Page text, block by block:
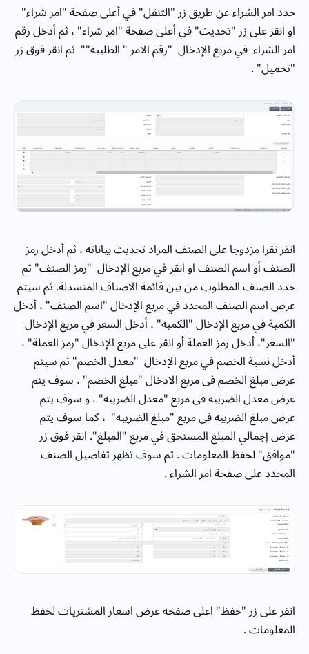
حدد امر الشراء عن طريق زر "التنقل" في أعلى صفحة "امر شراء"
او انقر على زر "تحديث" في أعلى صفحة "امر شراء" ، ثم أدخل رقم
امر الشراء في مربع الإدخال "رقم الامر " الطلبيه"" ثم انقر فوق زر
"تحميل" .
انقر نقرا مزدوجا على الصنف المراد تحديث بياناته ، ثم أدخل رمز
الصنف أو اسم الصنف او انقر في مربع الإدخال "رمز الصنف" ثم
حدد الصنف المطلوب من بين قائمة الاصناف المنسدلة. ثم سيتم
عرض اسم الصنف المحدد في مربع الإدخال "اسم الصنف" ، أدخل
الكمية في مربع الإدخال "الكميه" ، أدخل السعر في مربع الإدخال
"السعر"، أدخل رمز العملة أو انقر على مربع الإدخال "رمز العملة" ،
أدخل نسبة الخصم في مربع الإدخال "معدل الخصم" ثم سيتم
عرض مبلغ الخصم فى مربع الادخال "مبلغ الخصم" ، سوف يتم
عرض معدل الضريبه فى مربع "معدل الضريبه" ، و سوف يتم
عرض مبلغ الضريبه فى مربع "مبلغ الضريبه" ، كما سوف يتم
عرض إجمالي المبلغ المستحق في مربع "المبلغ". انقر فوق زر
"موافق" لحفظ المعلومات . ثم سوف تظهر تفاصيل الصنف
المحدد على صفحة امر الشراء .
انقر على زر "حفظ" اعلى صفحه عرض اسعار المشتريات لحفظ
المعلومات .